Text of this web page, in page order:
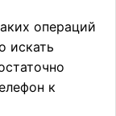
операций
искать
к